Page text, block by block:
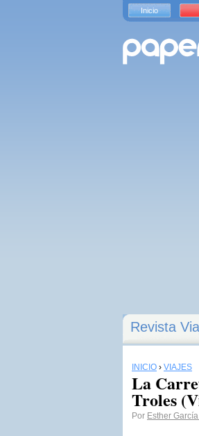
Revista
INICIO › VIAJES
La
Troles
Por Esther
Inicio